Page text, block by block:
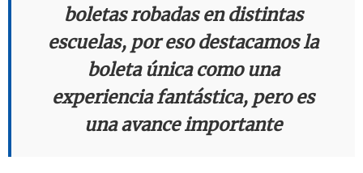
boletas robadas en distintas
escuelas, por eso destacamos la
boleta única como una
experiencia fantástica, pero es
una avance importante